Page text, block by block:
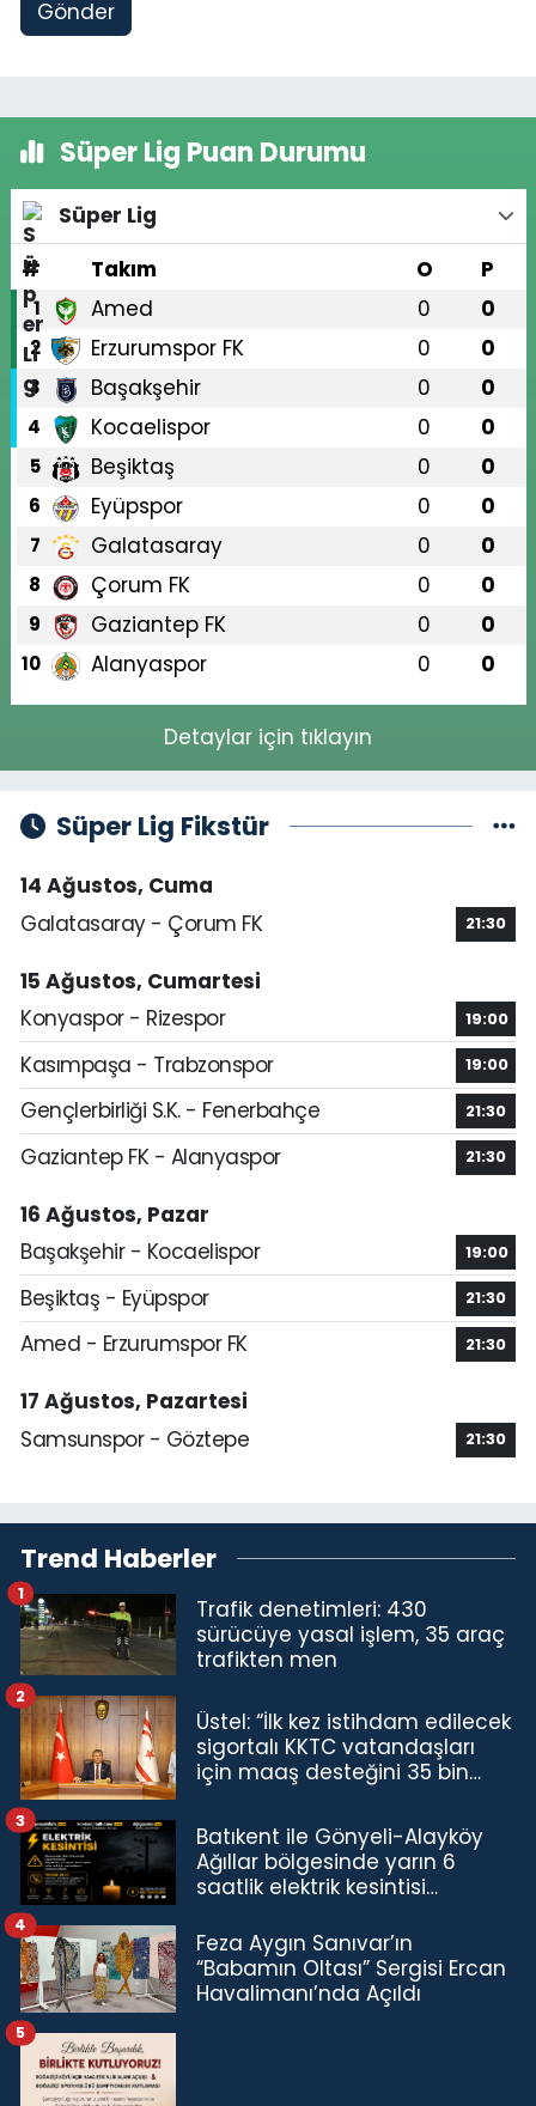
Gönder
Süper Lig Puan Durumu
Süper Lig
#
Takım O P
1 Amed 0 0
2 Erzurumspor FK 0 0
3 Başakşehir 0 0
4 Kocaelispor 0 0
5 Beşiktaş 0 0
6 Eyüpspor 0 0
7 Galatasaray 0 0
8 Çorum FK 0 0
9 Gaziantep FK 0 0
10 Alanyaspor 0 0
Detaylar için tıklayın
Süper Lig Fikstür
14 Ağustos, Cuma
Galatasaray - Çorum FK
21:30
15 Ağustos, Cumartesi
Konyaspor - Rizespor
19:00
Kasımpaşa - Trabzonspor 19:00
Gençlerbirliği S.K. - Fenerbahçe 21:30
Gaziantep FK - Alanyaspor 21:30
16 Ağustos, Pazar
Başakşehir - Kocaelispor
19:00
Beşiktaş - Eyüpspor 21:30
Amed - Erzurumspor FK 21:30
17 Ağustos, Pazartesi
Samsunspor - Göztepe
21:30
Trend Haberler
Trafik denetimleri: 430
sürücüye yasal işlem, 35 araç
trafikten men
1
Üstel: “İlk kez istihdam edilecek
sigortalı KKTC vatandaşları
için maaş desteğini 35 bin
2
Batıkent ile Gönyeli-Alayköy
Ağıllar bölgesinde yarın 6
saatlik elektrik kesintisi…
3
Feza Aygın Sanıvar’ın
“Babamın Oltası” Sergisi Ercan
Havalimanı’nda Açıldı
4
5